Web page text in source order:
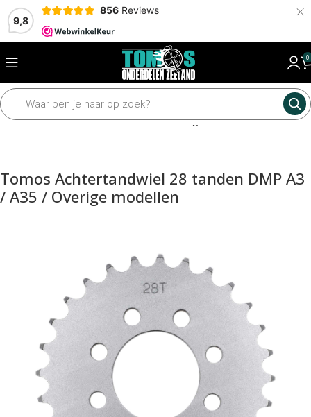
9,8
856 Reviews ×
0
Home Mechanisch Tandwielen en kettingen Achtertandwielen
Tomos Achtertandwiel 28 tanden DMP A3
/ A35 / Overige modellen